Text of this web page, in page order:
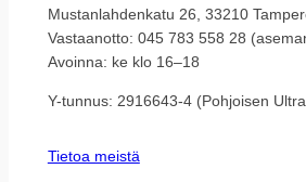
Mustanlahdenkatu 26, 33210
Vastaanotto: 045 783 558 28
Avoinna: ke klo 16–18
Y-tunnus: 2916643-4 (Pohjoisen
Tietoa meistä